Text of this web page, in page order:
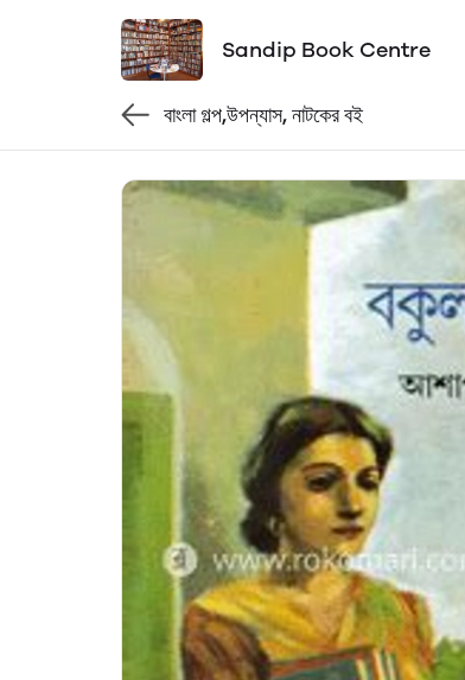
Sandip Book Centre
বাংলা গল্প,উপন্যাস, নাটকের বই